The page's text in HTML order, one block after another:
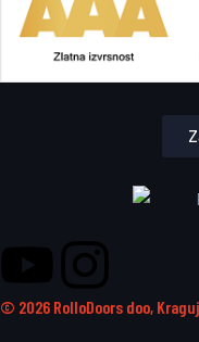
© 2026 RolloDoors doo,